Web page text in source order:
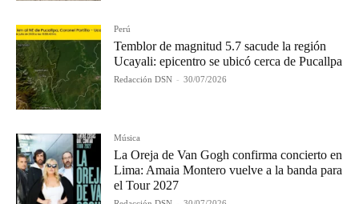
Perú
Temblor de magnitud 5.7 sacude la región
Ucayali: epicentro se ubicó cerca de Pucallpa
Redacción DSN - 30/07/2026
Música
La Oreja de Van Gogh confirma concierto en
Lima: Amaia Montero vuelve a la banda para
el Tour 2027